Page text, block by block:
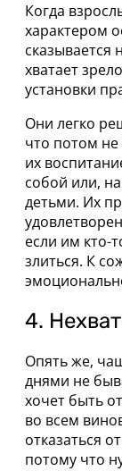
Когда
характером
сказывается
хватает
установки
Они легко
что потом не
их
собой или,
детьми. Их
если им кто-
злиться. К
4.
Опять же,
днями не
хочет быть
во всем
отказаться
потому что